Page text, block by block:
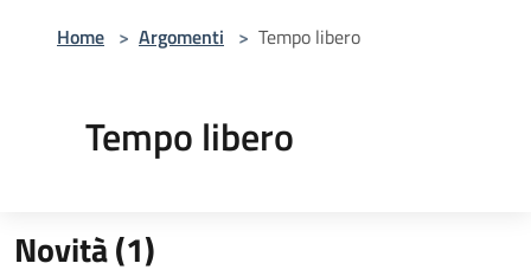
Home > Argomenti > Tempo libero
Tempo libero
Novità (1)